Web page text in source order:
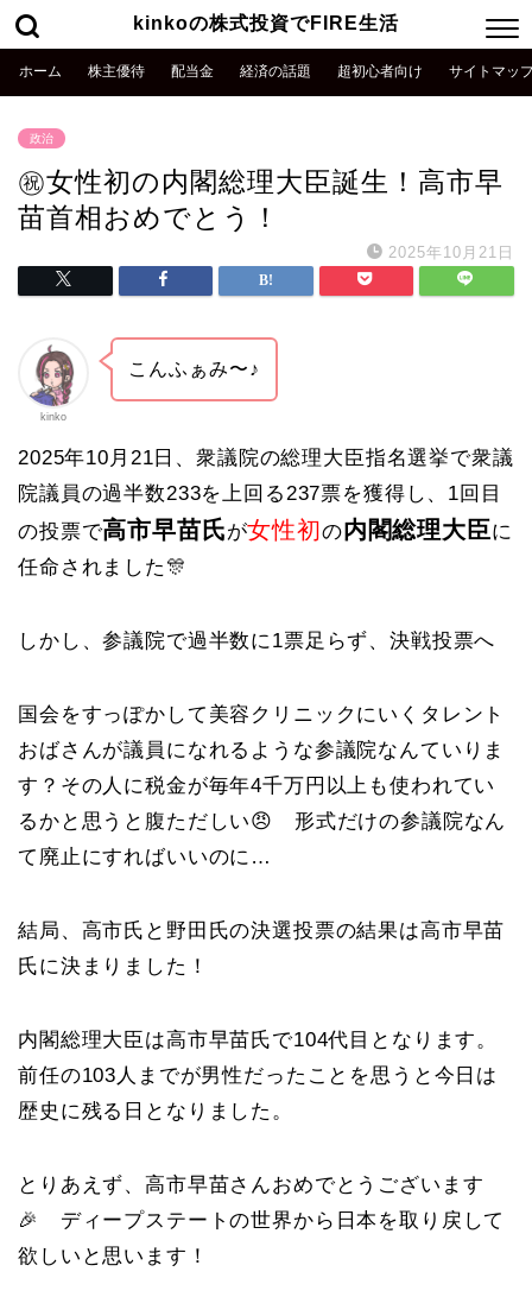
kinkoの株式投資でFIRE生活
ホーム 株主優待 配当金 経済の話題 超初心者向け サイトマッ
政治
㊗️女性初の内閣総理大臣誕生！高市早
苗首相おめでとう！
2025年10月21日
kinko
こんふぁみ〜♪
2025年10月21日、衆議院の総理大臣指名選挙で衆議
院議員の過半数233を上回る237票を獲得し、1回目
の投票で高市早苗氏が女性初の内閣総理大臣に
任命されました🎊
しかし、参議院で過半数に1票足らず、決戦投票へ
国会をすっぽかして美容クリニックにいくタレント
おばさんが議員になれるような参議院なんていりま
す？その人に税金が毎年4千万円以上も使われてい
るかと思うと腹ただしい😠 形式だけの参議院なん
て廃止にすればいいのに…
結局、高市氏と野田氏の決選投票の結果は高市早苗
氏に決まりました！
内閣総理大臣は高市早苗氏で104代目となります。
前任の103人までが男性だったことを思うと今日は
歴史に残る日となりました。
とりあえず、高市早苗さんおめでとうございます
🎉 ディープステートの世界から日本を取り戻して
欲しいと思います！